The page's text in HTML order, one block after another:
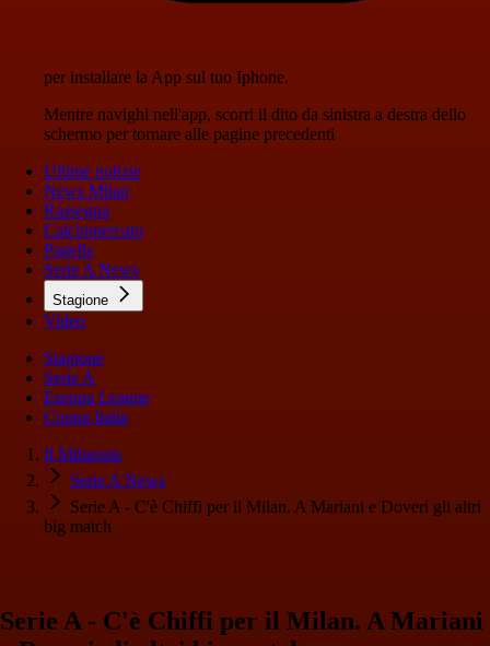
per installare la App sul tuo Iphone.
Mentre navighi nell'app, scorri il dito da sinistra a destra dello
schermo per tornare alle pagine precedenti
Ultime notizie
News Milan
Rassegna
Calciomercato
Pagelle
Serie A News
Stagione
Video
Stagione
Serie A
Europa League
Coppa Italia
Il Milanista
Serie A News
Serie A - C'è Chiffi per il Milan. A Mariani e Doveri gli altri
big match
Serie A - C'è Chiffi per il Milan. A Mariani